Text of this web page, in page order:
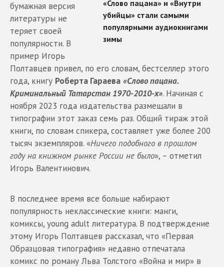
бумажная версия
литературы не
теряет своей
популярности. В
пример Игорь
Полтавцев привел, по его словам, бестселлер этого
года, книгу Роберта Гараева «Слово пацана.
Криминальный Татарстан 1970-2010-х». Начиная с
ноября 2023 года издательства размещали в
типографии этот заказ семь раз. Общий тираж этой
книги, по словам спикера, составляет уже более 200
тысяч экземпляров. «Ничего подобного в прошлом
году на книжном рынке России не было», – отметил
Игорь Валентинович.
В последнее время все больше набирают
популярность неклассические книги: манги,
комиксы, young adult литература. В подтверждение
этому Игорь Полтавцев рассказал, что «Первая
Образцовая типография» недавно отпечатала
комикс по роману Льва Толстого «Война и мир» в